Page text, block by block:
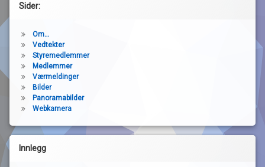
Sider:
Om…
Vedtekter
Styremedlemmer
Medlemmer
Værmeldinger
Bilder
Panoramabilder
Webkamera
Innlegg